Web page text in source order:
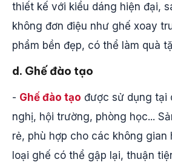
thiết kế với kiểu dáng hiện đại,
không đơn điệu như ghế xoay
phẩm bền đẹp, có thể làm quà
d. Ghế đào tạo
- Ghế đào tạo được sử dụng tại
nghị, hội trường, phòng học...
rẻ, phù hợp cho các không gian
loại ghế có thể gập lại, thuận